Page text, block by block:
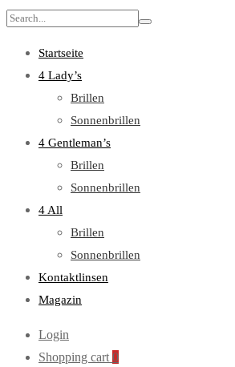
Search
Startseite
4 Lady’s
Brillen
Sonnenbrillen
4 Gentleman’s
Brillen
Sonnenbrillen
4 All
Brillen
Sonnenbrillen
Kontaktlinsen
Magazin
Login
Shopping cart 0